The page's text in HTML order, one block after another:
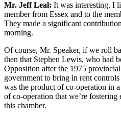
Mr. Jeff Leal: It was interesting. I
member from Essex and to the
They made a significant
morning.
Of course, Mr. Speaker, if we roll
then that Stephen Lewis, who had
Opposition after the 1975
government to bring in rent
was the product of co-operation in
of co-operation that we’re fostering
this chamber.